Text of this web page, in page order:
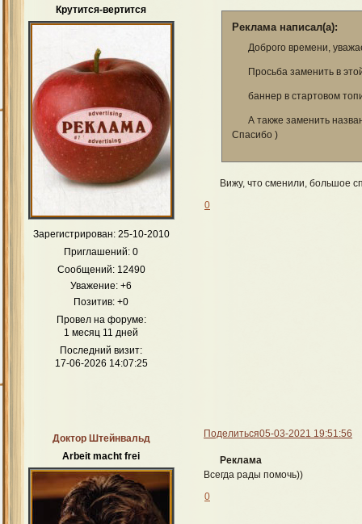
Крутится-вертится
Зарегистрирован: 25-10-2010
Приглашений: 0
Сообщений:12490
Уважение: +6
Позитив: +0
Провел на форуме:
1 месяц 11 дней
Последний визит:
17-06-2026 14:07:25
Реклама написал(а):
Доброго времени,
Просьба заменить в
баннер в стартовом
А также заменить
Спасибо )
Вижу, что сменили, большое
0
Поделиться05-03-2021 19:51:56
Доктор Штейнвальд
Arbeit macht frei
Реклама
Всегда рады помочь))
0